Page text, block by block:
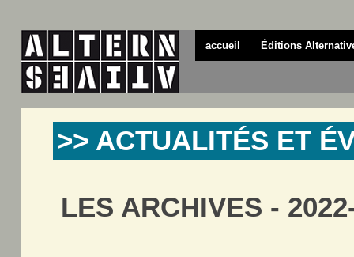
accueil Éditions
>> ACTUALITÉS ET
LES ARCHIVES -